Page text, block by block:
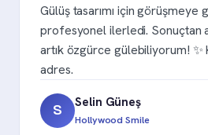
Gülüş tasarımı için görüşmeye
profesyonel ilerledi. Sonuçtan
artık özgürce gülebiliyorum! ✨
adres.
S Selin Güneş
Hollywood Smile